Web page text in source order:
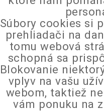
Súbory cookies si
prehliadači na
tomu webová
schopná sa
Blokovanie
vplyv na vašu
webom, taktiež
vám ponuku na